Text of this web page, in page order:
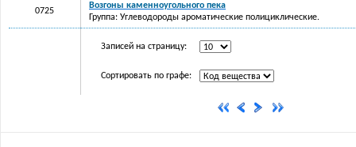
0725
Возгоны каменноугольного пека
Группа: Углеводороды ароматические полициклические.
Записей на страницу:
Сортировать по графе: